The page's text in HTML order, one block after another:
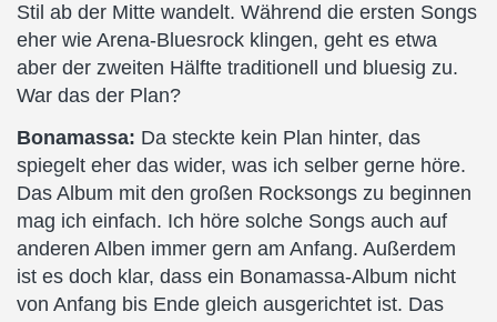
Stil ab der Mitte wandelt. Während die ersten Songs
eher wie Arena-Bluesrock klingen, geht es etwa
aber der zweiten Hälfte traditionell und bluesig zu.
War das der Plan?
Bonamassa: Da steckte kein Plan hinter, das
spiegelt eher das wider, was ich selber gerne höre.
Das Album mit den großen Rocksongs zu beginnen
mag ich einfach. Ich höre solche Songs auch auf
anderen Alben immer gern am Anfang. Außerdem
ist es doch klar, dass ein Bonamassa-Album nicht
von Anfang bis Ende gleich ausgerichtet ist. Das